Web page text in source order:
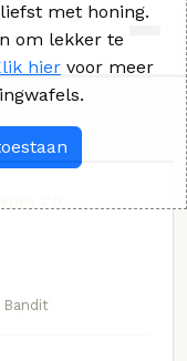
Bandit
met honing.
om lekker te
hier voor meer